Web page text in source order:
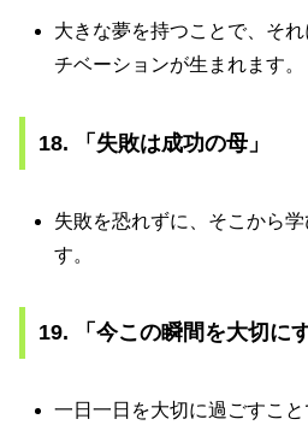
大きな夢を持つことで、そ
チベーションが生まれます。
18. 「失敗は成功の母」
失敗を恐れずに、そこから
す。
19. 「今この瞬間を大切にす
一日一日を大切に過ごすこ